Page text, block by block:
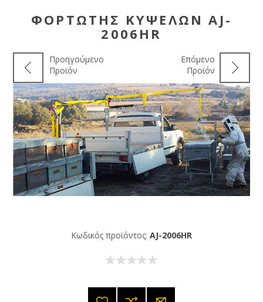
ΦΟΡΤΩΤΉΣ ΚΥΨΕΛΏΝ AJ-
2006HR
Προηγούμενο
Προϊόν
Επόμενο
Προϊόν
Κωδικός προϊόντος: AJ-2006HR